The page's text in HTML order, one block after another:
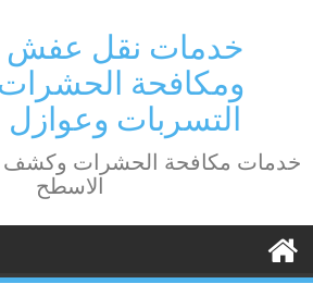
خدمات نقل عفش
ومكافحة
التسربات
خدمات مكافحة الحشرات وكشف
الاسطح